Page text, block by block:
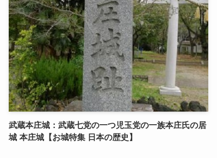
武蔵本庄城：武蔵七党の一つ児玉党の一族本庄氏の居
城 本庄城【お城特集 日本の歴史】